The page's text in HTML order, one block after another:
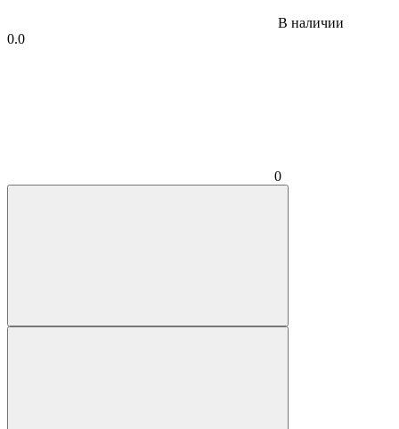
В наличии
0.0
0